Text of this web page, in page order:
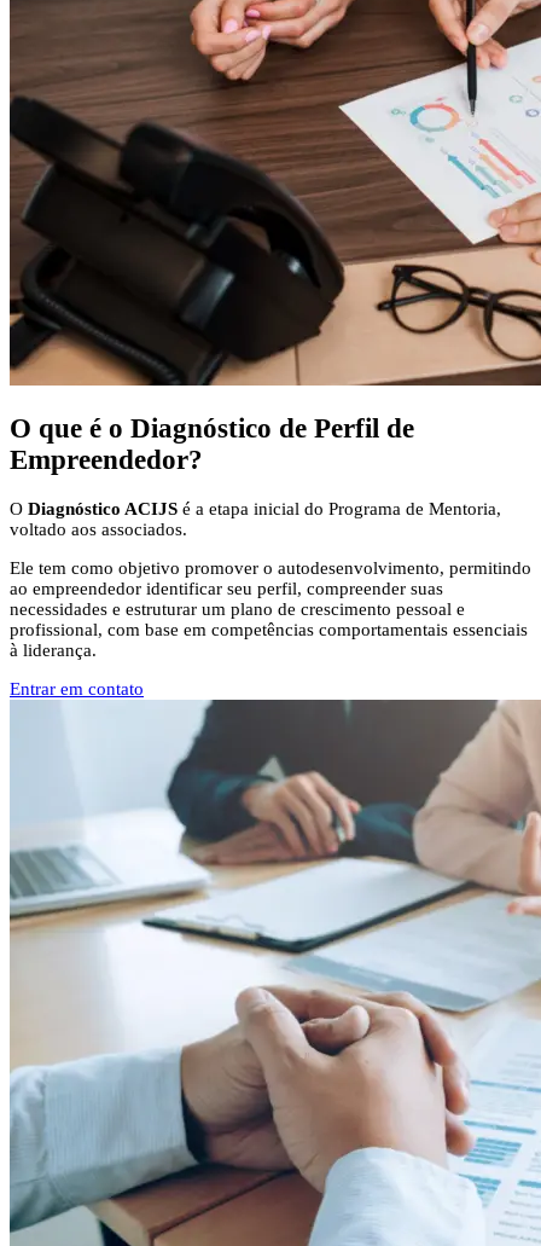
O que é o Diagnóstico de Perfil de
Empreendedor?
O Diagnóstico ACIJS é a etapa inicial do Programa de Mentoria,
voltado aos associados.
Ele tem como objetivo promover o autodesenvolvimento, permitindo
ao empreendedor identificar seu perfil, compreender suas
necessidades e estruturar um plano de crescimento pessoal e
profissional, com base em competências comportamentais essenciais
à liderança.
Entrar em contato